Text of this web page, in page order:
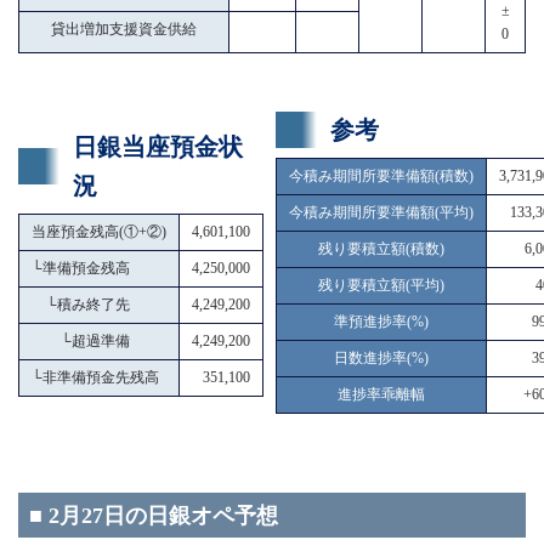
±
0
貸出増加支援資金供給
日銀当座預金状
況
当座預金残高(①+②) 4,601,100
└準備預金残高 4,250,000
└積み終了先 4,249,200
└超過準備 4,249,200
└非準備預金先残高 351,100
参考
今積み期間所要準備額(積数)
今積み期間所要準備額(平均)
残り要積立額(積数)
残り要積立額(平均)
準預進捗率(%)
日数進捗率(%)
進捗率乖離幅
■ 2月27日の日銀オペ予想